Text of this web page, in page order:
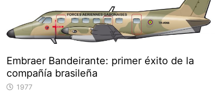
Embraer Bandeirante: primer éxito de la
compañía brasileña
1977